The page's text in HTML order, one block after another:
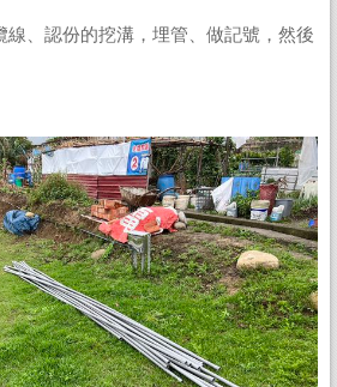
線、認份的挖溝，埋管、做記號，然後